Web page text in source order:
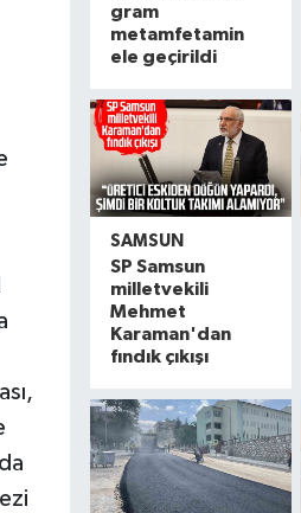
gram
metamfetamin
ele geçirildi
SAMSUN
SP Samsun
milletvekili
Mehmet
Karaman'dan
fındık çıkışı